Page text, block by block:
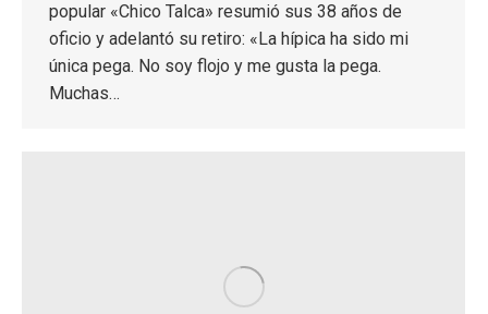
popular «Chico Talca» resumió sus 38 años de
oficio y adelantó su retiro: «La hípica ha sido mi
única pega. No soy flojo y me gusta la pega.
Muchas…